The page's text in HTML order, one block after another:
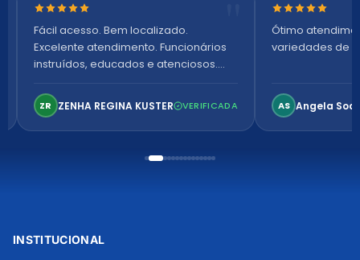
Nota 5 de 5 estrelas
Fácil acesso. Bem localizado.
Excelente atendimento. Funcionários
instruídos, educados e atenciosos.
confortável. Perfeito!
ZR ZENHA REGINA KUSTER VERIFICADA
Nota 5 de 5
Ótimo
variedades de
AS Angela
INSTITUCIONAL